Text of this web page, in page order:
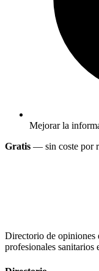
Mejorar la
Gratis — sin coste por
Directorio de opiniones
profesionales sanitarios